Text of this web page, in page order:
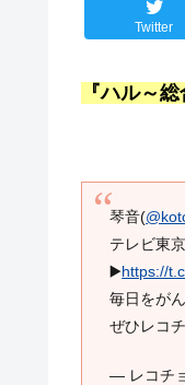
Twitter
『ハル～
琴音(
テレビ東
▶️https://
毎日をが
ぜひレコ
— レコチ